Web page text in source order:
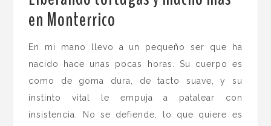
en Monterrico
En mi mano llevo a un pequeño ser que ha
nacido hace unas pocas horas. Su cuerpo es
como de goma dura, de tacto suave, y su
instinto vital le empuja a patalear con
insistencia. No se defiende, lo que quiere es